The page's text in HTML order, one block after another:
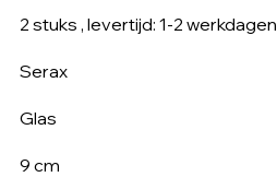
2 stuks , levertijd: 1-2 werkdagen
Serax
Glas
9 cm